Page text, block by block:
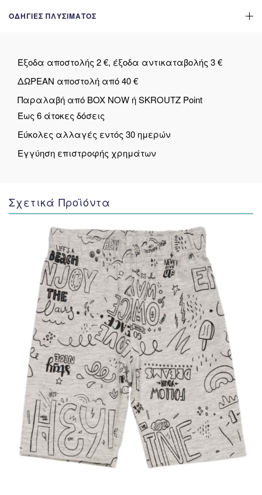
ΟΔΗΓΊΕΣ ΠΛΥΣΊΜΑΤΟΣ
Έξοδα αποστολής 2 €, έξοδα αντικαταβολής 3 €
ΔΩΡΕΑΝ αποστολή από 40 €
Παραλαβή από BOX NOW ή SKROUTZ Point
Έως 6 άτοκες δόσεις
Εύκολες αλλαγές εντός 30 ημερών
Εγγύηση επιστροφής χρημάτων
Σχετικά Προϊόντα